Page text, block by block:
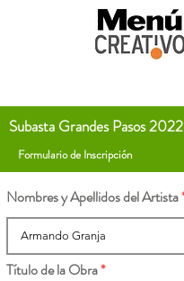
Subasta Grandes Pasos 2022
Formulario de Inscripción
Nombres y Apellidos del Artista
Título de la Obra